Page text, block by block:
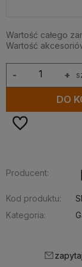
Wartość całego
Wartość
+
-
DO
Producent:
Kod produktu:
Kategoria: